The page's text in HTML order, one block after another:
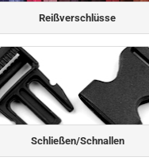
Reißverschlüsse
Schließen/Schnallen